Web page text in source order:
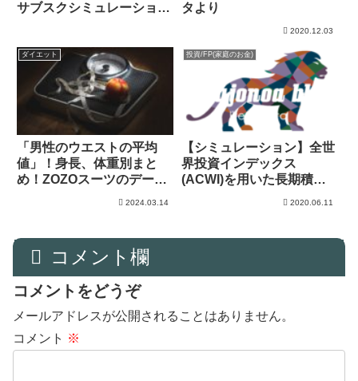
サブスクシミュレーショ
タより
2020.12.03
ダイエット
「男性のウエストの平均
値」！身長、体重別まと
め！ZOZOスーツのデータ
2024.03.14
投資/FP(家庭のお金)
【シミュレーション】全世
界投資インデックス
(ACWI)を用いた長期積立
2020.06.11
コメント欄
コメントをどうぞ
メールアドレスが公開されることはありません。
コメント ※